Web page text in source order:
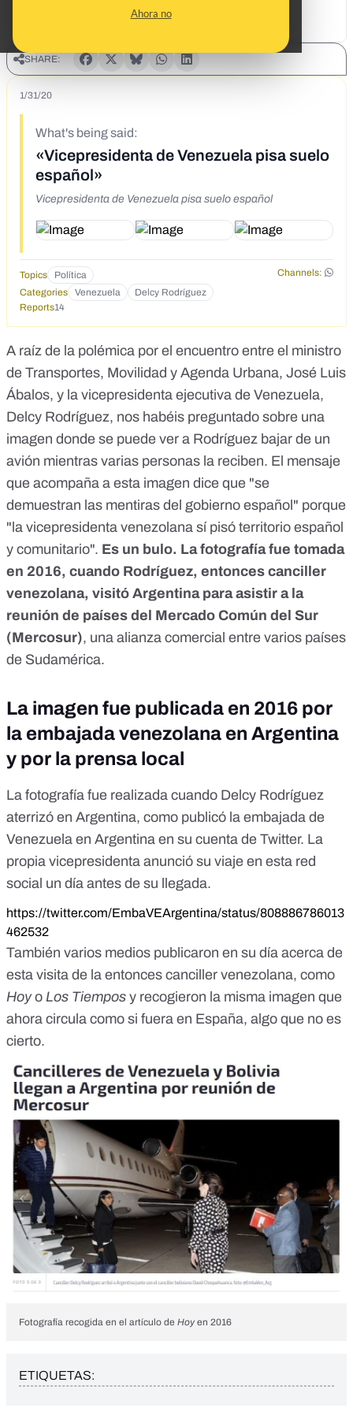
Ahora no
SHARE:
1/31/20
What's being said:
«Vicepresidenta de Venezuela pisa suelo
español»
Vicepresidenta de Venezuela pisa suelo español
Topics Política
Channels:
Categories
Venezuela
Delcy Rodríguez
Reports14
A raíz de la polémica por el encuentro entre el ministro
de Transportes, Movilidad y Agenda Urbana, José Luis
Ábalos, y la vicepresidenta ejecutiva de Venezuela,
Delcy Rodríguez, nos habéis preguntado sobre una
imagen donde se puede ver a Rodríguez bajar de un
avión mientras varias personas la reciben. El mensaje
que acompaña a esta imagen dice que "se
demuestran las mentiras del gobierno español" porque
"la vicepresidenta venezolana sí pisó territorio español
y comunitario". Es un bulo. La fotografía fue tomada
en 2016, cuando Rodríguez, entonces canciller
venezolana, visitó Argentina para asistir a la
reunión de países del Mercado Común del Sur
(Mercosur), una alianza comercial entre varios países
de Sudamérica.
La imagen fue publicada en 2016 por
la embajada venezolana en Argentina
y por la prensa local
La fotografía fue realizada cuando Delcy Rodríguez
aterrizó en Argentina, como publicó la embajada de
Venezuela en Argentina en su cuenta de Twitter. La
propia vicepresidenta anunció su viaje en esta red
social un día antes de su llegada.
https://twitter.com/EmbaVEArgentina/status/808886786013
462532
También varios medios publicaron en su día acerca de
esta visita de la entonces canciller venezolana, como
Hoyo Los Tiempos y recogieron la misma imagen que
ahora circula como si fuera en España, algo que no es
cierto.
Fotografía recogida en el artículo de Hoy en 2016
ETIQUETAS: